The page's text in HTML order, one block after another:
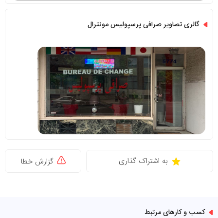
گالری تصاویر صرافی پرسپولیس مونترال
به اشتراک گذاری گزارش خطا
کسب و کارهای مرتبط